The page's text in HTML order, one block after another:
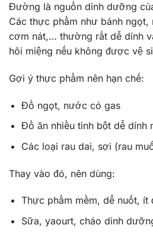
Đường là nguồn dinh dưỡng
Các thực phẩm như bánh
cơm nát,… thường rất dễ dính
hôi miệng nếu không được vệ
Gợi ý thực phẩm nên hạn chế:
Đồ ngọt, nước có gas
Đồ ăn nhiều tinh bột dễ dính
Các loại rau dai, sợi (rau
Thay vào đó, nên dùng:
Thực phẩm mềm, dễ nuốt, ít
Sữa, yaourt, cháo dinh